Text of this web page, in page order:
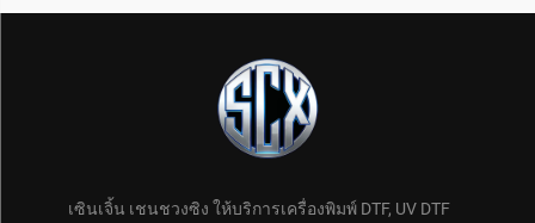
เซินเจิ้น เชนชวงซิง ให้บริการเครื่องพิมพ์ DTF, UV DTF